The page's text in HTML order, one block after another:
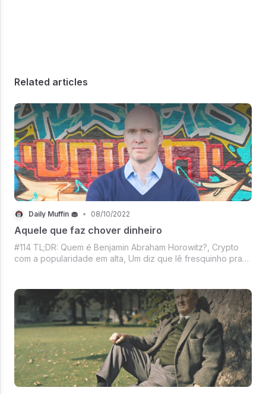
Related articles
Daily Muffin 🧁 • 08/10/2022
Aquele que faz chover dinheiro
#114 TL;DR: Quem é Benjamin Abraham Horowitz?, Crypto
com a popularidade em alta, Um diz que lê fresquinho pra